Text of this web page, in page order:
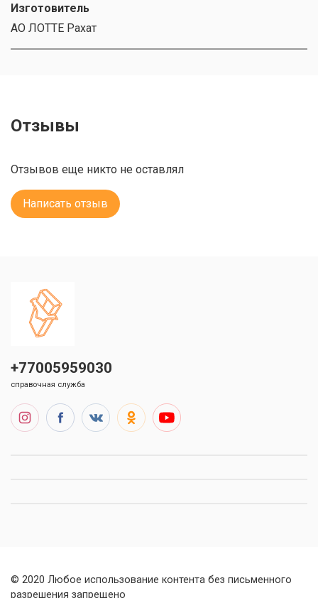
Изготовитель
АО ЛОТТЕ Рахат
Отзывы
Отзывов еще никто не оставлял
Написать отзыв
+77005959030
справочная служба
© 2020 Любое использование контента без письменного
разрешения запрещено